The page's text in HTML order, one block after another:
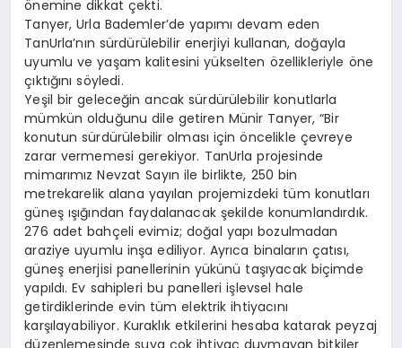
önemine dikkat çekti.
Tanyer, Urla Bademler’de yapımı devam eden
TanUrla’nın sürdürülebilir enerjiyi kullanan, doğayla
uyumlu ve yaşam kalitesini yükselten özellikleriyle öne
çıktığını söyledi.
Yeşil bir geleceğin ancak sürdürülebilir konutlarla
mümkün olduğunu dile getiren Münir Tanyer, “Bir
konutun sürdürülebilir olması için öncelikle çevreye
zarar vermemesi gerekiyor. TanUrla projesinde
mimarımız Nevzat Sayın ile birlikte, 250 bin
metrekarelik alana yayılan projemizdeki tüm konutları
güneş ışığından faydalanacak şekilde konumlandırdık.
276 adet bahçeli evimiz; doğal yapı bozulmadan
araziye uyumlu inşa ediliyor. Ayrıca binaların çatısı,
güneş enerjisi panellerinin yükünü taşıyacak biçimde
yapıldı. Ev sahipleri bu panelleri işlevsel hale
getirdiklerinde evin tüm elektrik ihtiyacını
karşılayabiliyor. Kuraklık etkilerini hesaba katarak peyzaj
düzenlemesinde suya çok ihtiyaç duymayan bitkiler